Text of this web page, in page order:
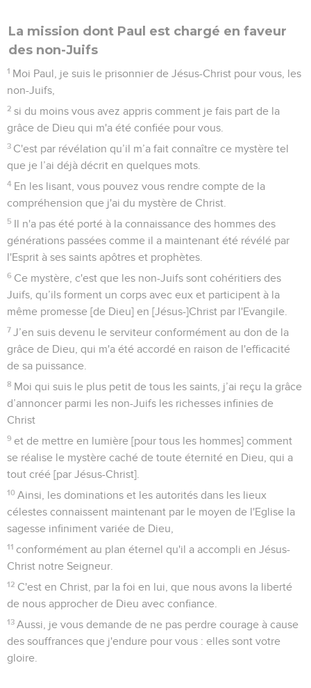
La mission dont Paul est chargé en faveur
des non-Juifs
1 Moi Paul, je suis le prisonnier de Jésus-Christ pour vous, les
non-Juifs,
2 si du moins vous avez appris comment je fais part de la
grâce de Dieu qui m'a été confiée pour vous.
3 C'est par révélation qu’il m’a fait connaître ce mystère tel
que je l’ai déjà décrit en quelques mots.
4 En les lisant, vous pouvez vous rendre compte de la
compréhension que j'ai du mystère de Christ.
5 Il n'a pas été porté à la connaissance des hommes des
générations passées comme il a maintenant été révélé par
l'Esprit à ses saints apôtres et prophètes.
6 Ce mystère, c'est que les non-Juifs sont cohéritiers des
Juifs, qu’ils forment un corps avec eux et participent à la
même promesse [de Dieu] en [Jésus-]Christ par l'Evangile.
7 J’en suis devenu le serviteur conformément au don de la
grâce de Dieu, qui m'a été accordé en raison de l'efficacité
de sa puissance.
8 Moi qui suis le plus petit de tous les saints, j’ai reçu la grâce
d’annoncer parmi les non-Juifs les richesses infinies de
Christ
9 et de mettre en lumière [pour tous les hommes] comment
se réalise le mystère caché de toute éternité en Dieu, qui a
tout créé [par Jésus-Christ].
10 Ainsi, les dominations et les autorités dans les lieux
célestes connaissent maintenant par le moyen de l'Eglise la
sagesse infiniment variée de Dieu,
11 conformément au plan éternel qu'il a accompli en Jésus-
Christ notre Seigneur.
12 C'est en Christ, par la foi en lui, que nous avons la liberté
de nous approcher de Dieu avec confiance.
13 Aussi, je vous demande de ne pas perdre courage à cause
des souffrances que j'endure pour vous : elles sont votre
gloire.